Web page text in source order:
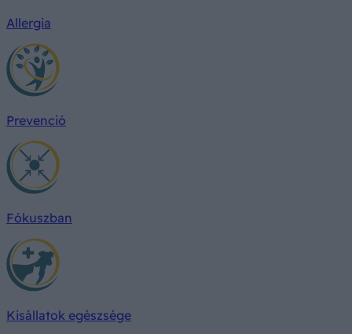
Allergia
Prevenció
Fókuszban
Kisállatok egészsége